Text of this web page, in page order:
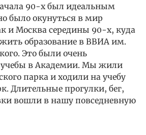
90-х был идеальным
было окунуться в мир
и Москва середины 90-х, куда
образование в ВВИА им.
Это были очень
учебы в Академии. Мы жили
парка и ходили на учебу
Длительные прогулки, бег,
вошли в нашу повседневную